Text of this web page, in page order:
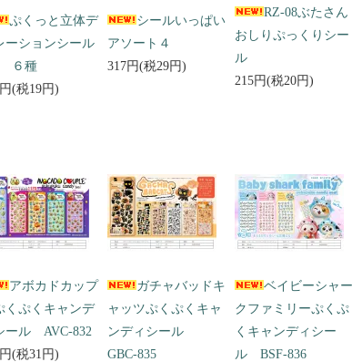
ぷくっと立体デ
ーションシール
種
(税19円)
シールいっぱい
アソート４
317円(税29円)
RZ-08ぶたさん
おしりぷっくりシー
ル
215円(税20円)
アボカドカップ
くぷくキャンデ
ール AVC-832
(税31円)
ガチャバッドキ
ャッツぷくぷくキャ
ンディシール
GBC-835
ベイビーシャー
クファミリーぷくぷ
くキャンディシー
ル BSF-836